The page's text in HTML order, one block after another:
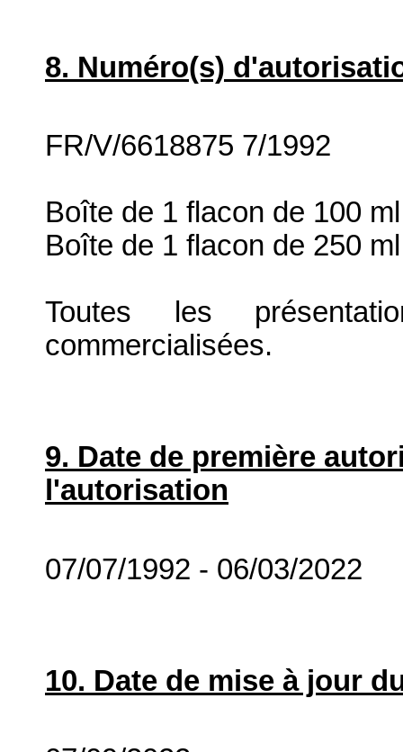
8. Numéro(s)
FR/V/6618875 7/1992
Boîte de 1 flacon de 100 ml
Boîte de 1 flacon de 250 ml
Toutes les
commercialisées.
9. Date de première
l'autorisation
07/07/1992 - 06/03/2022
10. Date de mise à jour